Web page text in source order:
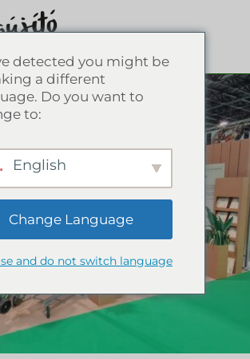
detected you might be
a different
Do you want to
to:
English
Change Language
and do not switch language